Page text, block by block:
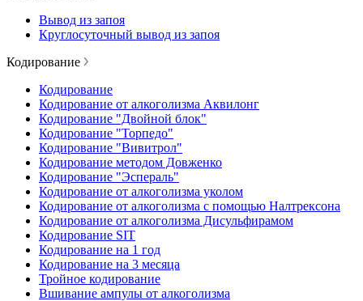
Вывод из запоя
Круглосуточный вывод из запоя
Кодирование
Кодирование
Кодирование от алкоголизма Аквилонг
Кодирование "Двойной блок"
Кодирование "Торпедо"
Кодирование "Вивитрол"
Кодирование методом Довженко
Кодирование "Эспераль"
Кодирование от алкоголизма уколом
Кодирование от алкоголизма с помощью Налтрексона
Кодирование от алкоголизма Дисульфирамом
Кодирование SIT
Кодирование на 1 год
Кодирование на 3 месяца
Тройное кодирование
Вшивание ампулы от алкоголизма